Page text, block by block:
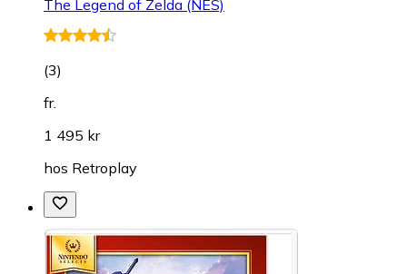
The Legend of Zelda (NES)
(3)
fr.
1 495 kr
hos Retroplay